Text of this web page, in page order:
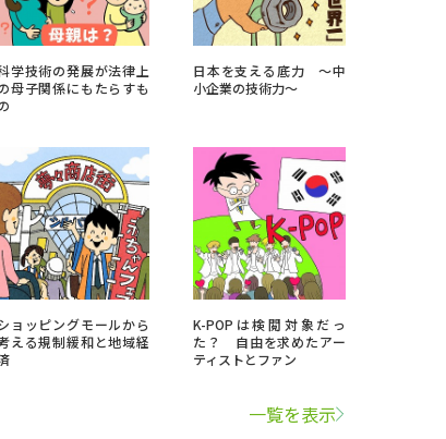
学・進学関連、塾・予備校
試験
大学検索
学技術の発展が法律上
母子関係にもたらすも
日本を支える底力 ～中
小企業の技術力～
ョッピングモールから
える規制緩和と地域経
K-POPは検閲対象だっ
た？ 自由を求めたアー
ティストとファン
一覧を表示